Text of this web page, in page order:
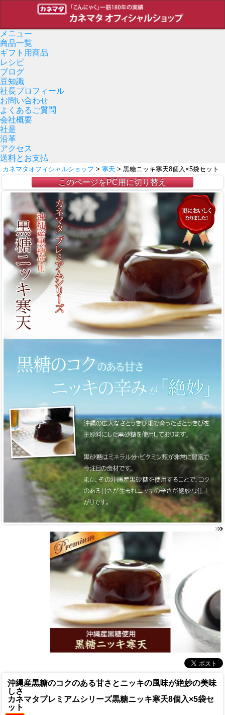
メニュー
商品一覧
ギフト用商品
レシピ
ブログ
豆知識
社長プロフィール
お問い合わせ
よくあるご質問
会社概要
社是
沿革
アクセス
送料とお支払
カネマタオフィシャルショップ> 寒天 > 黒糖ニッキ寒天8個入×5袋セット
このページをPC用に切り替え
沖縄産黒糖のコクのある甘さとニッキの風味が絶妙の美味
しさ
カネマタプレミアムシリーズ黒糖ニッキ寒天8個入×5袋セ
ット